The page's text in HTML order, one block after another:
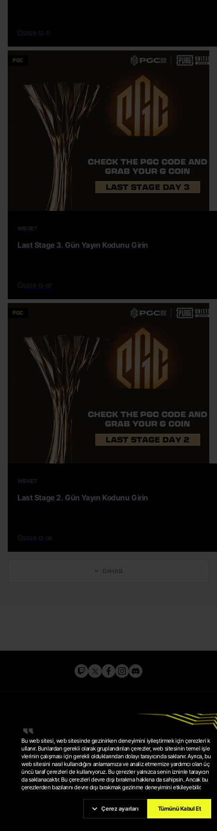
2025-12-11
PGC
WIDGET
Last Stage 3. Gün Yayın Kodunu Girin
2025-12-07
PGC
WIDGET
Last Stage 2. Gün Yayın Kodunu Girin
2025-12-06
DAHASI
GIZLILIK POLITIKASI
HIZMET ŞARTLARI
ÇEREZ POLITIKASI
ÇEREZ AYARLARI
© 2026 KRAFTON, INC.
PUBG IS A REGISTERED TRADEMARK OR SERVICE MARK OFKRAFTON, INC.
Bu web sitesi, web sitesinde gezinirken deneyimini iyileştirmek için çerezleri k
ullanır. Bunlardan gerekli olarak gruplandırılan çerezler, web sitesinin temel işle
vlerinin çalışması için gerekli olduklarından dolayı tarayıcında saklanır. Ayrıca, bu
web sitesini nasıl kullandığını anlamamıza ve analiz etmemize yardımcı olan üç
üncü taraf çerezleri de kullanıyoruz. Bu çerezler yalnızca senin izninle tarayıcın
da saklanacaktır. Bu çerezleri devre dışı bırakma hakkına da sahipsin. Ancak bu
çerezlerden bazılarını devre dışı bırakmak gezinme deneyimini etkileyebilir.
Çerez ayarları Tümünü Kabul Et